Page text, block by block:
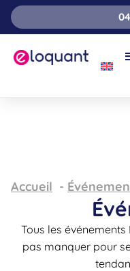
Accueil
Tous les
pas manquer pour